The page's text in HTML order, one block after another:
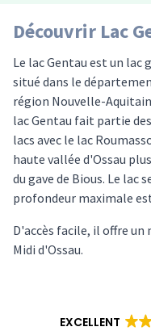
Découvrir Lac
Le lac Gentau est un lac
situé dans le
région Nouvelle-
lac Gentau fait partie
lacs avec le lac
haute vallée d'Ossau
du gave de Bious. Le lac
profondeur maximale
D'accès facile, il offre un
Midi d'Ossau.
EXCELLENT